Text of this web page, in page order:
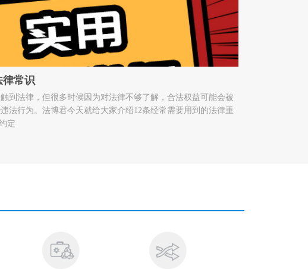
律常识
到法律，但很多时候因为对法律不够了解，合法权益可能会被
法行为。法博君今天就给大家介绍12条经常需要用到的法律重
定